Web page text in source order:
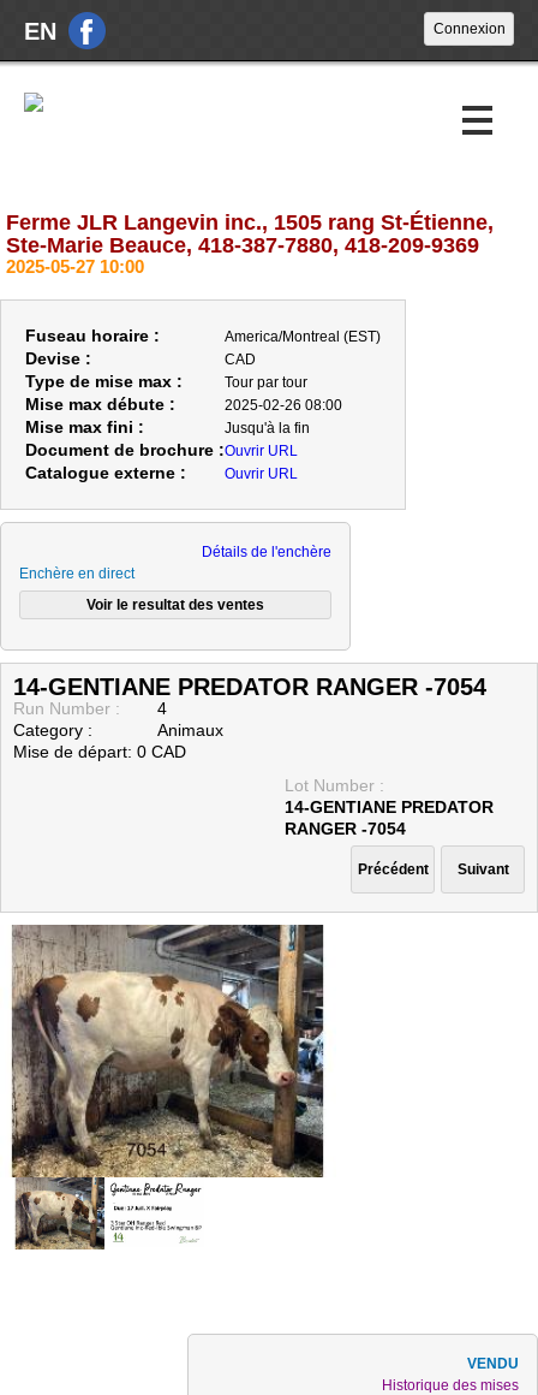
EN
Encans à venir
À propos
Nouvelles
Nous joindre
Ferme JLR Langevin inc., 1505 rang St-Étienne,
Ste-Marie Beauce, 418-387-7880, 418-209-9369
2025-05-27 10:00
Fuseau horaire : America/Montreal (EST)
Devise : CAD
Type de mise max : Tour par tour
Mise max débute : 2025-02-26 08:00
Mise max fini : Jusqu'à la fin
Document de brochure :Ouvrir URL
Catalogue externe : Ouvrir URL
Détails de l'enchère
Enchère en direct
14-GENTIANE PREDATOR RANGER -7054
Run Number :
4
Category :
Animaux
Mise de départ: 0 CAD
Lot Number :
14-GENTIANE PREDATOR
RANGER -7054
Historique des mises